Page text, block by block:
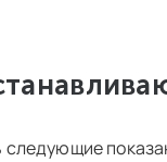
следующие